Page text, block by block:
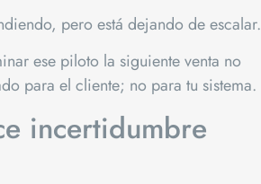
pero está dejando de escalar.
ese piloto la siguiente venta no
para el cliente; no para tu sistema.
incertidumbre